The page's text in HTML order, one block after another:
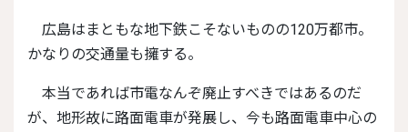
広島はまともな地下鉄こそないものの120万都市。
かなりの交通量も擁する。
本当であれば市電なんぞ廃止すべきではあるのだ
が、地形故に路面電車が発展し、今も路面電車中心の